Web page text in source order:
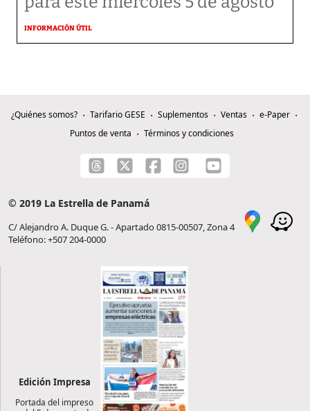
INFORMACIÓN ÚTIL
¿Quiénes somos? Tarifario GESE Suplementos Ventas
e-Paper
Puntos de venta
Términos y condiciones
© 2019 La Estrella de Panamá
C/ Alejandro A. Duque G. - Apartado 0815-00507, Zona 4
Teléfono: +507 204-0000
Edición Impresa
Portada del impreso